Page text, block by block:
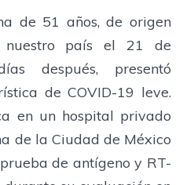
de 51 años, de origen
nuestro país el 21 de
después, presentó
de COVID-19 leve.
en un hospital privado
de la Ciudad de México
de antígeno y RT-